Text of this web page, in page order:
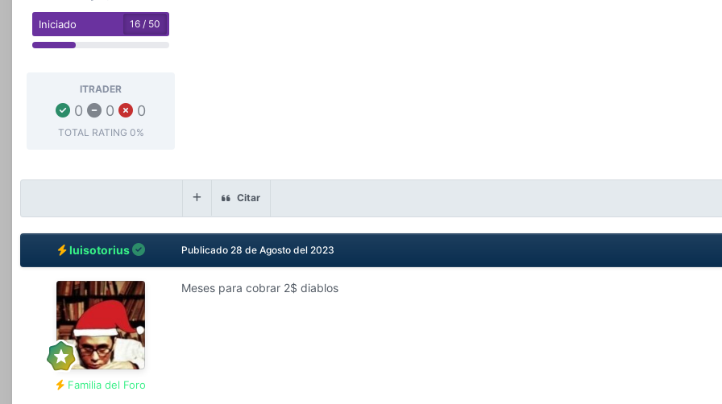
Iniciado 16 / 50
ITRADER
0 0 0
TOTAL RATING 0%
Citar
luisotorius
Familia del Foro
Publicado 28 de Agosto del 2023
Meses para cobrar 2$ diablos